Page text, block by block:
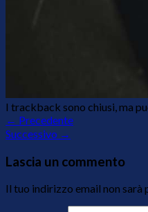
I trackback sono chiusi, ma
← Precedente
Successivo →
Lascia un commento
Il tuo indirizzo email non sarà